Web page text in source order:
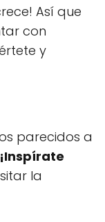
Así que
con
y
parecidos a
la